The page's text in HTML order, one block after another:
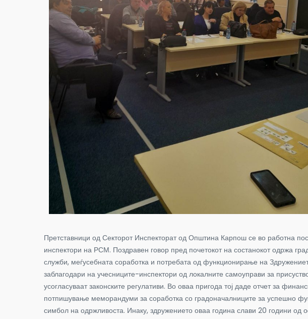
Претставници од Секторот Инспекторат од Општина Карпош се во работна
инспектори на РСМ. Поздравен говор пред почетокот на состанокот одржа
служби, меѓусебната соработка и потребата од функционирање на
заблагодари на учесниците-инспектори од локалните самоуправи за
усогласуваат законските регулативи. Во оваа пригода тој даде отчет за
потпишување меморандуми за соработка со градоначалниците за успешно
симбол на одржливоста. Инаку, здружението оваа година слави 20 години